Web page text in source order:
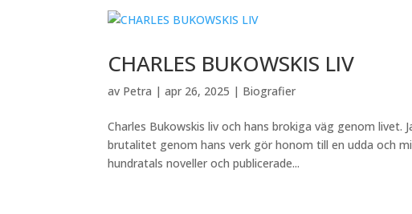
CHARLES BUKOWSKIS LIV
av Petra |apr 26, 2025 | Biografier
Charles Bukowskis liv och hans brokiga väg genom
brutalitet genom hans verk gör honom till en udda och
hundratals noveller och publicerade...